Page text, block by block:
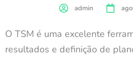
admin
O TSM é uma excelente
resultados e definição de